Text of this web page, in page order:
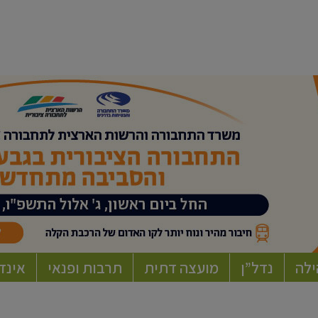
נדל”ן מועצה דתית תרבות ופנאי